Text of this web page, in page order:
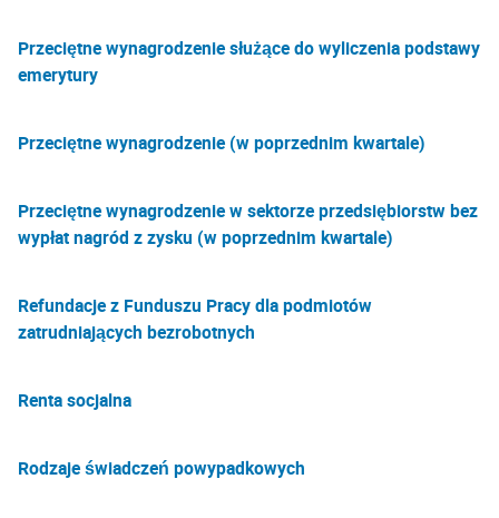
Przeciętne wynagrodzenie służące do wyliczenia podstawy
emerytury
Przeciętne wynagrodzenie (w poprzednim kwartale)
Przeciętne wynagrodzenie w sektorze przedsiębiorstw bez
wypłat nagród z zysku (w poprzednim kwartale)
Refundacje z Funduszu Pracy dla podmiotów
zatrudniających bezrobotnych
Renta socjalna
Rodzaje świadczeń powypadkowych